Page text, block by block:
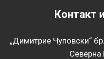
Контакт
„Димитрие Чуповски“
Северна